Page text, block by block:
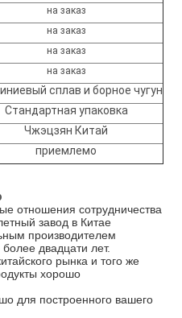
на заказ
на заказ
на заказ
на заказ
сплав и борное чугун
Стандартная упаковка
Чжэцзян Китай
приемлемо
отношения сотрудничества
завод в Китае
производителем
двадцати лет.
рынка и того же
хорошо
для построенного вашего